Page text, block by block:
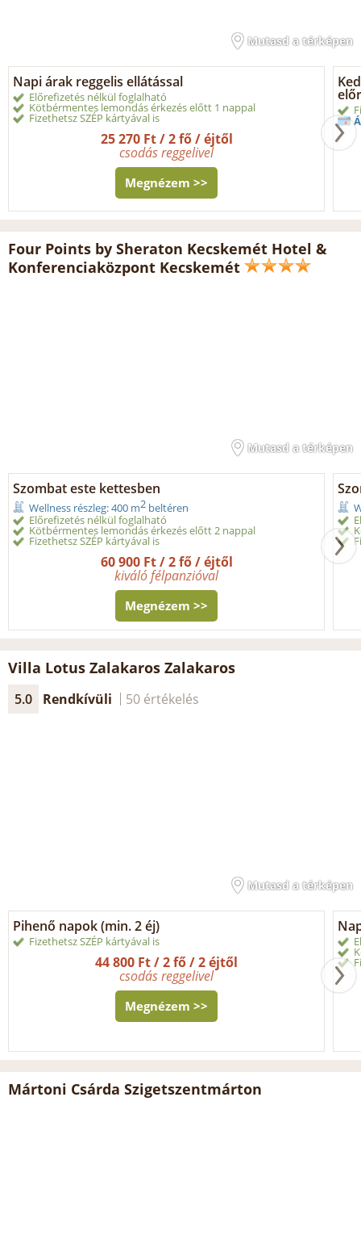
Mutasd a térképen
Napi árak reggelis ellátással
Előrefizetés nélkül foglalható
Kötbérmentes lemondás érkezés előtt 1 nappal
Fizethetsz SZÉP kártyával is
25 270 Ft / 2 fő / éjtől
csodás reggelivel
Megnézem >>
Four Points by Sheraton Kecskemét Hotel &
Konferenciaközpont Kecskemét
Mutasd a térképen
Szombat este kettesben
Wellness részleg: 400 m2 beltéren
Előrefizetés nélkül foglalható
Kötbérmentes lemondás érkezés előtt 2 nappal
Fizethetsz SZÉP kártyával is
60 900 Ft / 2 fő / éjtől
kiváló félpanzióval
Megnézem >>
Villa Lotus Zalakaros Zalakaros
5.0 Rendkívüli 50 értékelés
Mutasd a térképen
Pihenő napok (min. 2 éj)
Fizethetsz SZÉP kártyával is
44 800 Ft / 2 fő / 2 éjtől
csodás reggelivel
Megnézem >>
Mártoni Csárda Szigetszentmárton